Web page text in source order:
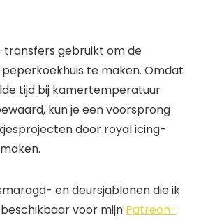
transfers gebruikt om de
te maken. Omdat
tijd bij kamertemperatuur
kun je een voorsprong
door royal icing-
en deursjablonen die ik
voor mijn Patreon-